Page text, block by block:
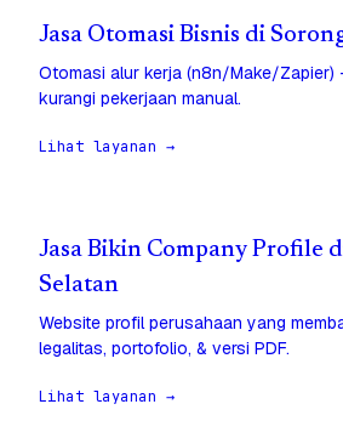
Jasa Otomasi Bisnis di
Otomasi alur kerja (n8n/Make/Zapier)
kurangi pekerjaan manual.
Lihat layanan →
Jasa Bikin Company Profile
Selatan
Website profil perusahaan yang
legalitas, portofolio, & versi PDF.
Lihat layanan →